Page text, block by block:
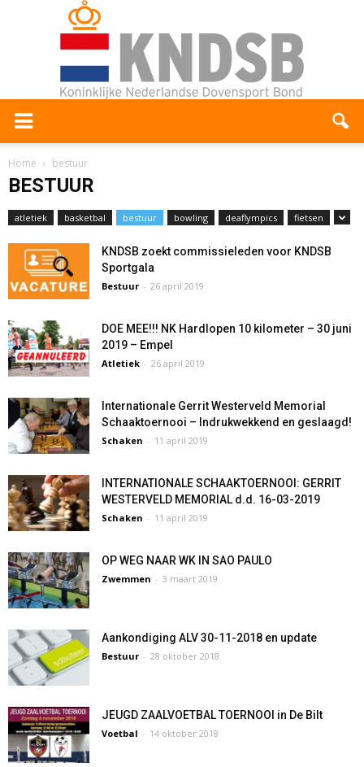
Home bestuur
BESTUUR
atletiek basketbal bestuur bowling deaflympics fietsen
KNDSB zoekt commissieleden voor KNDSB
Sportgala
Bestuur - 26 april 2019
DOE MEE!!! NK Hardlopen 10 kilometer – 30 juni
2019 – Empel
Atletiek - 26 april 2019
Internationale Gerrit Westerveld Memorial
Schaaktoernooi – Indrukwekkend en geslaagd!
Schaken - 11 april 2019
INTERNATIONALE SCHAAKTOERNOOI: GERRIT
WESTERVELD MEMORIAL d.d. 16-03-2019
Schaken - 11 april 2019
OP WEG NAAR WK IN SAO PAULO
Zwemmen - 3 maart 2019
Aankondiging ALV 30-11-2018 en update
Bestuur - 28 oktober 2018
JEUGD ZAALVOETBAL TOERNOOI in De Bilt
Voetbal - 14 oktober 2018